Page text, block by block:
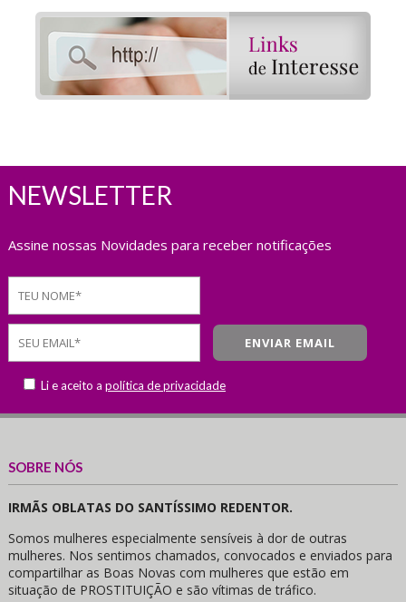
NEWSLETTER
Assine nossas Novidades para receber notificações
Li e aceito a política de privacidade
SOBRE NÓS
IRMÃS OBLATAS DO SANTÍSSIMO REDENTOR.
Somos mulheres especialmente sensíveis à dor de outras
mulheres. Nos sentimos chamados, convocados e enviados para
compartilhar as Boas Novas com mulheres que estão em
situação de PROSTITUIÇÃO e são vítimas de tráfico.